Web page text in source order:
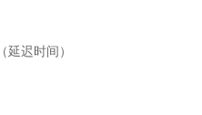
迟时间）